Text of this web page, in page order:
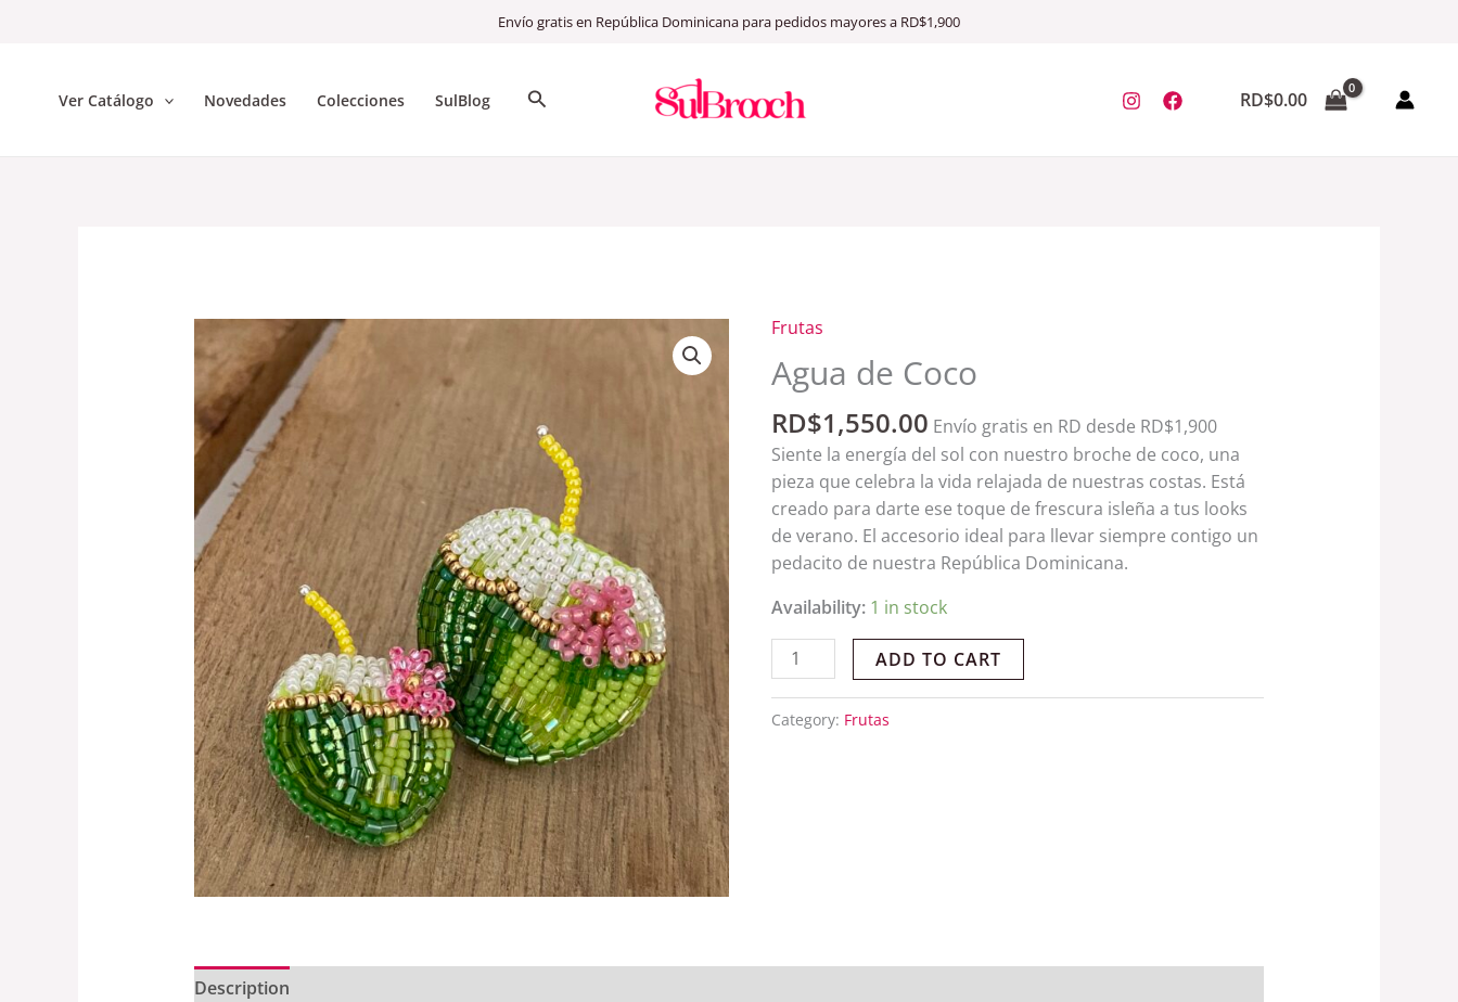
Envío gratis en República Dominicana para pedidos mayores a RD$1,900
Ver Catálogo Novedades Colecciones SulBlog Search RD$0.00
Frutas
Agua de Coco
RD$1,550.00 Envío gratis en RD desde RD$1,900
Siente la energía del sol con nuestro broche de coco, una
pieza que celebra la vida relajada de nuestras costas. Está
creado para darte ese toque de frescura isleña a tus looks
de verano. El accesorio ideal para llevar siempre contigo un
pedacito de nuestra República Dominicana.
Availability: 1 in stock
Agua
de
Coco
quantity
ADD TO CART
Category: Frutas
Description